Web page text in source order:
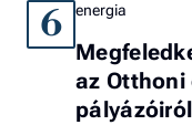
6 energia
az
pályázóiról